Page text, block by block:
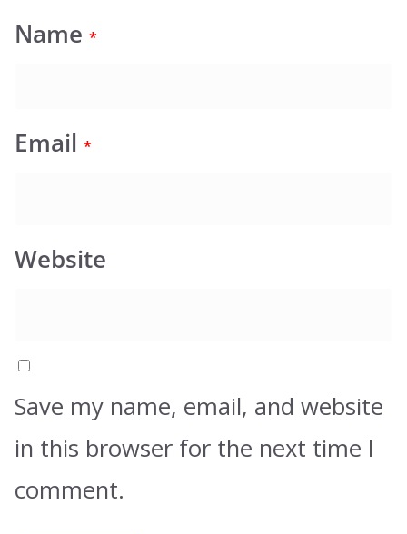
Name *
Email *
Website
Save my name, email, and website
in this browser for the next time I
comment.